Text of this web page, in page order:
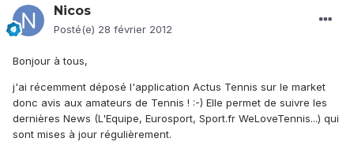
Nicos
Posté(e) 28 février 2012
Bonjour à tous,
j'ai récemment déposé l'application Actus Tennis sur le market
donc avis aux amateurs de Tennis ! :-) Elle permet de suivre les
dernières News (L'Equipe, Eurosport, Sport.fr WeLoveTennis...) qui
sont mises à jour régulièrement.